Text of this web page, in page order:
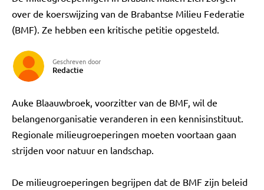
over de koerswijzing van de Brabantse Milieu Federatie
(BMF). Ze hebben een kritische petitie opgesteld.
Geschreven door
Redactie
Auke Blaauwbroek, voorzitter van de BMF, wil de
belangenorganisatie veranderen in een kennisinstituut.
Regionale milieugroeperingen moeten voortaan gaan
strijden voor natuur en landschap.
De milieugroeperingen begrijpen dat de BMF zijn beleid